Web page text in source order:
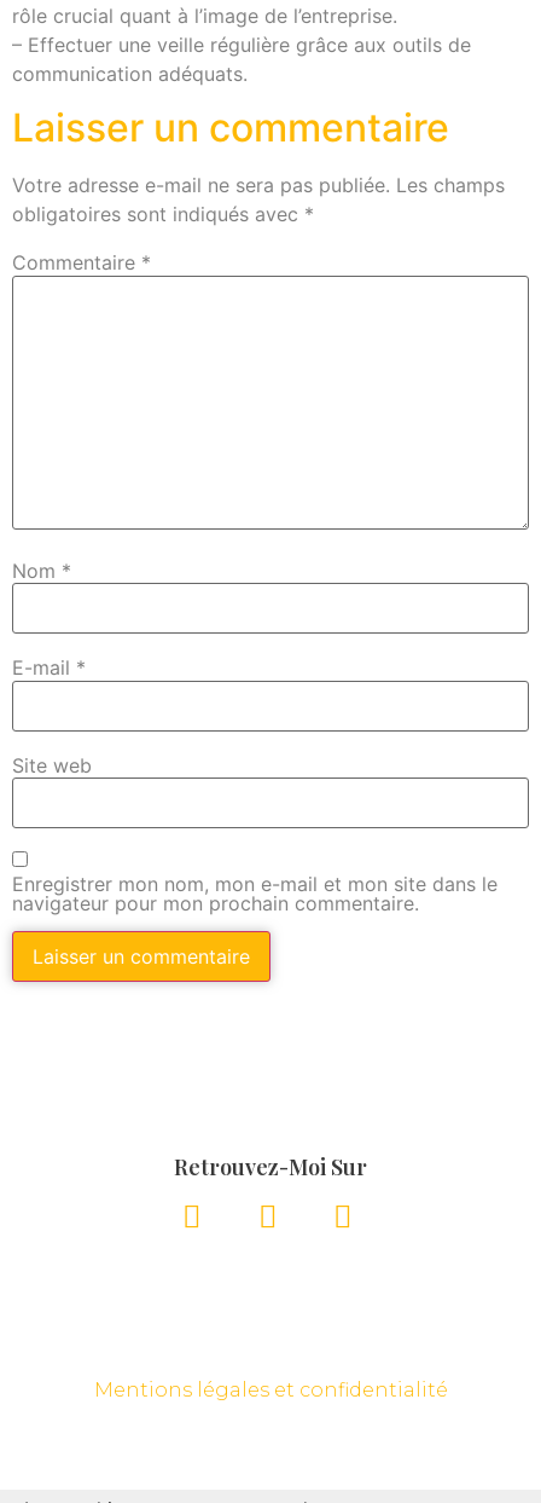
rôle crucial quant à l’image de l’entreprise.
– Effectuer une veille régulière grâce aux outils de
communication adéquats.
Laisser un commentaire
Votre adresse e-mail ne sera pas publiée. Les champs
obligatoires sont indiqués avec *
Commentaire *
Nom *
E-mail *
Site web
Enregistrer mon nom, mon e-mail et mon site dans le
navigateur pour mon prochain commentaire.
Retrouvez-Moi Sur
Mentions légales et confidentialité